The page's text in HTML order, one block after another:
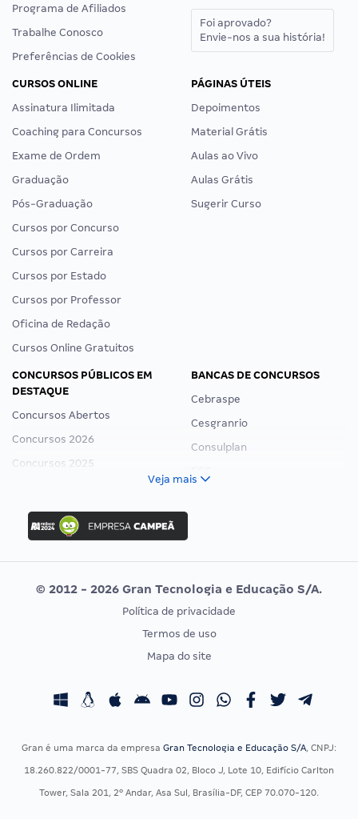
Programa de Afiliados
Trabalhe Conosco
Preferências de Cookies
Foi aprovado?
Envie-nos a sua história!
CURSOS ONLINE
Assinatura Ilimitada
Coaching para Concursos
Exame de Ordem
Graduação
Pós-Graduação
Cursos por Concurso
Cursos por Carreira
Cursos por Estado
Cursos por Professor
Oficina de Redação
Cursos Online Gratuitos
PÁGINAS ÚTEIS
Depoimentos
Material Grátis
Aulas ao Vivo
Aulas Grátis
Sugerir Curso
CONCURSOS PÚBLICOS EM
DESTAQUE
Concursos Abertos
Concursos 2026
Concursos 2025
Concurso Ibama
Concurso MPU
Editais publicados
BANCAS DE CONCURSOS
Cebraspe
Cesgranrio
Consulplan
Vunesp
CONCURSOS POR PROFISSÃO
Concursos Fiscais
Concursos Saúde
EXAME DE ORDEM
Calendário OAB
Veja mais
© 2012 - 2026 Gran Tecnologia e Educação S/A.
Política de privacidade
Termos de uso
Mapa do site
Gran é uma marca da empresa Gran Tecnologia e Educação S/A, CNPJ:
18.260.822/0001-77, SBS Quadra 02, Bloco J, Lote 10, Edifício Carlton
Tower, Sala 201, 2º Andar, Asa Sul, Brasília-DF, CEP 70.070-120.